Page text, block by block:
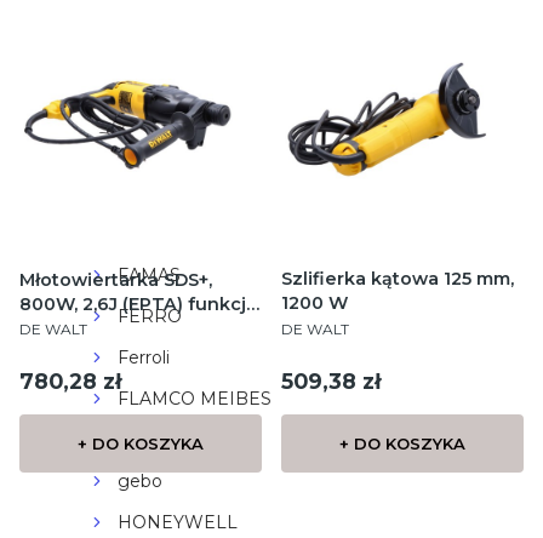
DES
DeWALT
FAMAS
FERRO
Ferroli
FLAMCO MEIBES
Galmet
gebo
HONEYWELL
Młotowiertarka SDS+,
800W, 2,6J (EPTA) funkcja
podkuwania, kufer
PRODUCENT
DE WALT
Cena
780,28 zł
+ DO KOSZYKA
Szlifierka kątowa 125 mm,
1200 W
PRODUCENT
DE WALT
Cena
509,38 zł
+ DO KOSZYKA